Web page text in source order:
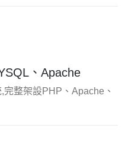
、Apache
整架設PHP、Apache、